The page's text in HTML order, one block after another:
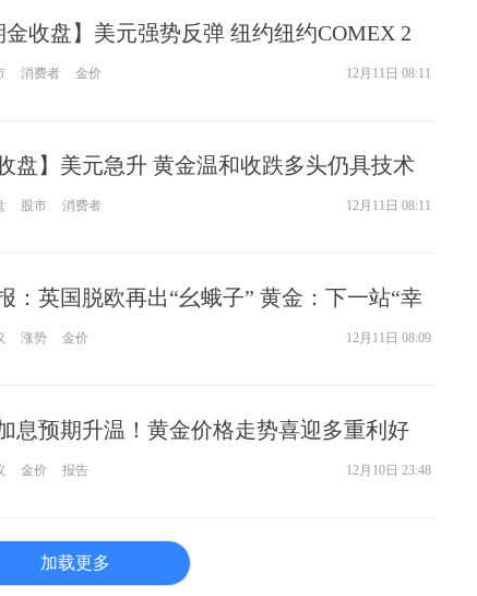
金收盘】美元强势反弹 纽约纽约COMEX 2
跌
消费者 金价 12月11日 08:11
盘】美元急升 黄金温和收跌多头仍具技术
股市 消费者 12月11日 08:11
：英国脱欧再出“幺蛾子” 黄金：下一站“幸
涨势 金价 12月11日 08:09
息预期升温！黄金价格走势喜迎多重利好
金价 报告 12月10日 23:48
加载更多